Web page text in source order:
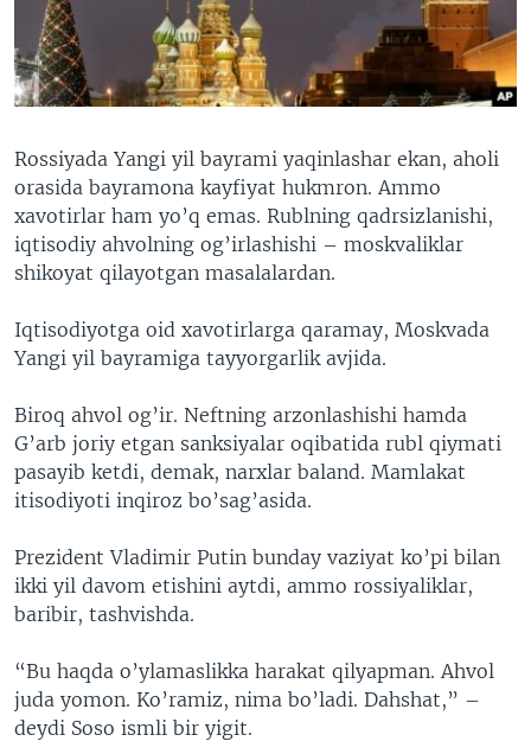
VIDEO
XABARLAR SURATLARDA
ODNOKLASSNIKI
TELEGRAM
TWITTER
SOUNDCLOUD
VOA
Rossiyada Yangi yil bayrami yaqinlashar ekan, aholi
orasida bayramona kayfiyat hukmron. Ammo
xavotirlar ham yo’q emas. Rublning qadrsizlanishi,
iqtisodiy ahvolning og’irlashishi – moskvaliklar
shikoyat qilayotgan masalalardan.
Iqtisodiyotga oid xavotirlarga qaramay, Moskvada
Yangi yil bayramiga tayyorgarlik avjida.
Biroq ahvol og’ir. Neftning arzonlashishi hamda
G’arb joriy etgan sanksiyalar oqibatida rubl qiymati
pasayib ketdi, demak, narxlar baland. Mamlakat
itisodiyoti inqiroz bo’sag’asida.
Prezident Vladimir Putin bunday vaziyat ko’pi bilan
ikki yil davom etishini aytdi, ammo rossiyaliklar,
baribir, tashvishda.
“Bu haqda o’ylamaslikka harakat qilyapman. Ahvol
juda yomon. Ko’ramiz, nima bo’ladi. Dahshat,” –
deydi Soso ismli bir yigit.